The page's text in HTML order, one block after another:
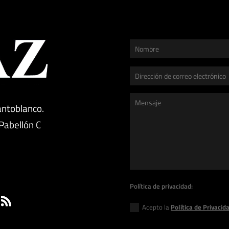
C
Política de privacidad:
Acepto la Política de